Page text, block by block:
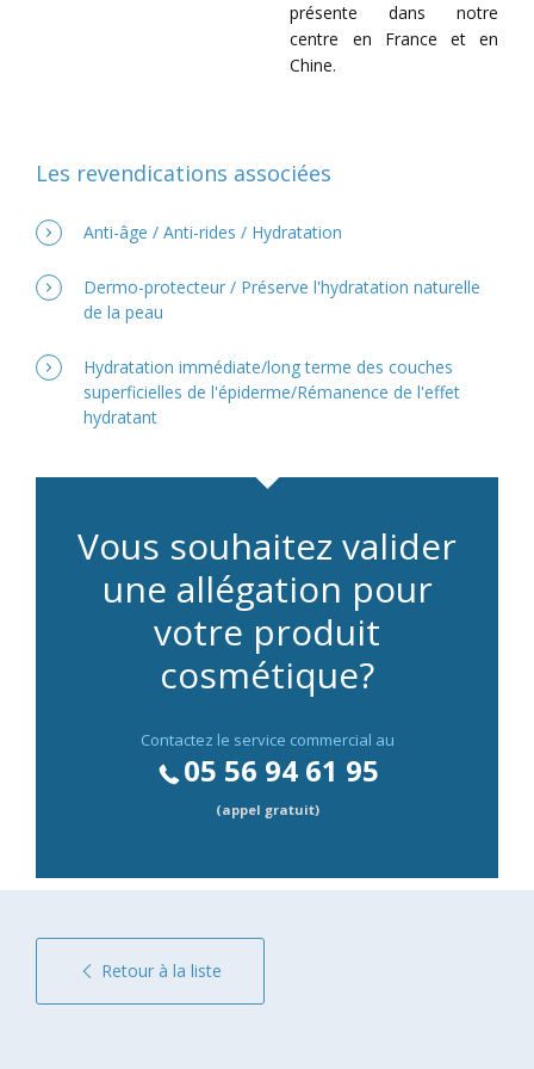
présente dans notre
centre en France et en
Chine.
Les revendications associées
Anti-âge / Anti-rides / Hydratation
Dermo-protecteur / Préserve l'hydratation naturelle
de la peau
Hydratation immédiate/long terme des couches
superficielles de l'épiderme/Rémanence de l'effet
hydratant
Vous souhaitez valider
une allégation pour
votre produit
cosmétique?
Contactez le service commercial au
05 56 94 61 95
(appel gratuit)
Retour à la liste